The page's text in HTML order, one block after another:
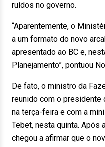
ruídos no governo.
“Aparentemente, o
a um formato do novo
apresentado ao BC e,
Planejamento”, pontuou
De fato, o ministro da
reunido com o presidente
na terça-feira e com a
Tebet, nesta quinta. Após
chegou a afirmar que o